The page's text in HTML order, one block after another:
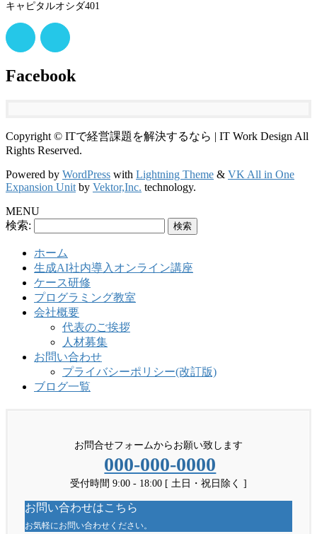
キャピタルオシダ401
Facebook
Copyright © ITで経営課題を解決するなら | IT Work Design All
Rights Reserved.
Powered by WordPress with Lightning Theme & VK All in One
Expansion Unit by Vektor,Inc. technology.
MENU
検索:
ホーム
生成AI社内導入オンライン講座
ケース研修
プログラミング教室
会社概要
代表のご挨拶
人材募集
お問い合わせ
プライバシーポリシー(改訂版)
ブログ一覧
お問合せフォームからお願い致します
000-000-0000
受付時間 9:00 - 18:00 [ 土日・祝日除く ]
お問い合わせはこちら
お気軽にお問い合わせください。